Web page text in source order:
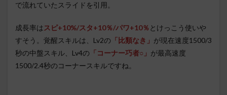
で流れていたスライドを引用。
成長率は スピ+10%/スタ+10％/パワ+10％ とけっこう使いや
すそう。覚醒スキルは、Lv2の 「比類なき」 が現在速度1500/3
秒の中盤スキル、Lv4の 「コーナー巧者○」 が最高速度
1500/2.4秒のコーナースキルですね。